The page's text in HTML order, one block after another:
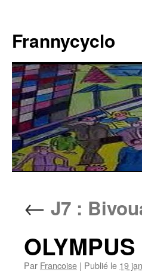
contenu
Frannycyclo
← J7 :
Par Francoise | Publié le 19